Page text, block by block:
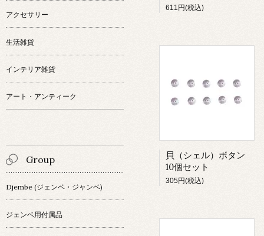
611円(税込)
貝（シェル）ボタン
10個セット
305円(税込)
アクセサリー
生活雑貨
インテリア雑貨
アート・アンティーク
Group
Djembe (ジェンベ・ジャンベ)
ジェンベ用付属品